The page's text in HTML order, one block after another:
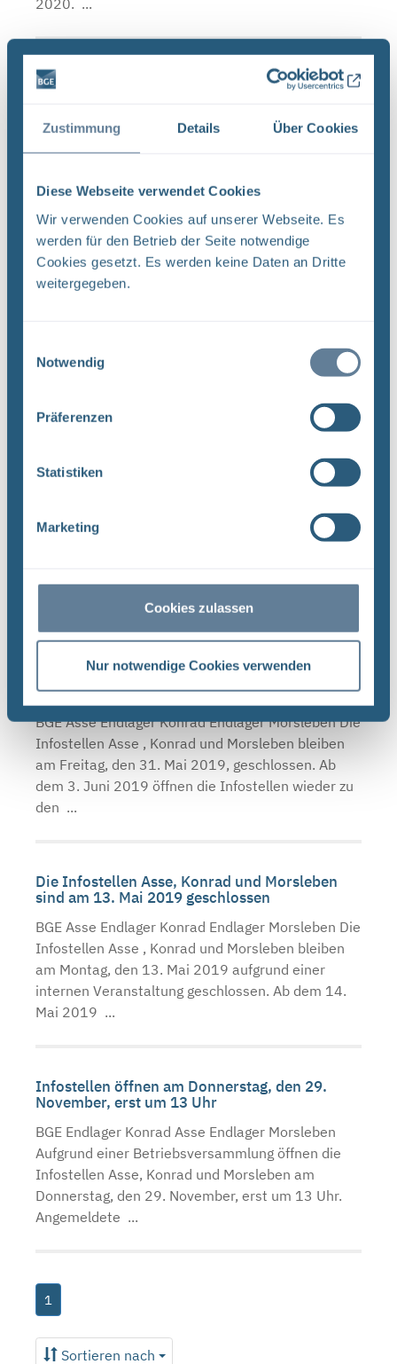
Zustimmung Details Über Cookies
Diese Webseite verwendet Cookies
Wir verwenden Cookies auf unserer Webseite. Es
werden für den Betrieb der Seite notwendige
Cookies gesetzt. Es werden keine Daten an Dritte
weitergegeben.
Notwendig
Präferenzen
Statistiken
Marketing
Cookies zulassen
Nur notwendige Cookies verwenden
Schließzeiten Infostellen Oktober/November
2019
BGE Asse Endlager Konrad Endlager Morsleben Die
einer internen Veranstaltung geschlossen. Auch
Neugier, Skepsis, Verständnis und viele Fragen
Unterlagenbehörde und dem Bundesamt für
Strahlenschutz (BfS) hat die Bundesgesellschaft
Infostellen am 3. und 4. Oktober 2019
BGE Asse Endlager Konrad Endlager Morsleben Die
Infostellen Asse , Konrad und Morsleben bleiben
den 4. Oktober 2019, aufgrund des Tags der
Die Infostellen Asse, Konrad und Morsleben
sind am 31. Mai 2019 geschlossen
BGE Asse Endlager Konrad Endlager Morsleben Die
Infostellen Asse , Konrad und Morsleben bleiben
am Freitag, den 31. Mai 2019, geschlossen. Ab
dem 3. Juni 2019 öffnen die Infostellen wieder zu
den ...
Die Infostellen Asse, Konrad und Morsleben
sind am 13. Mai 2019 geschlossen
BGE Asse Endlager Konrad Endlager Morsleben Die
Infostellen Asse , Konrad und Morsleben bleiben
am Montag, den 13. Mai 2019 aufgrund einer
internen Veranstaltung geschlossen. Ab dem 14.
Mai 2019 ...
Infostellen öffnen am Donnerstag, den 29.
November, erst um 13 Uhr
BGE Endlager Konrad Asse Endlager Morsleben
Aufgrund einer Betriebsversammlung öffnen die
Infostellen Asse, Konrad und Morsleben am
Donnerstag, den 29. November, erst um 13 Uhr.
Angemeldete ...
1
Sortieren nach